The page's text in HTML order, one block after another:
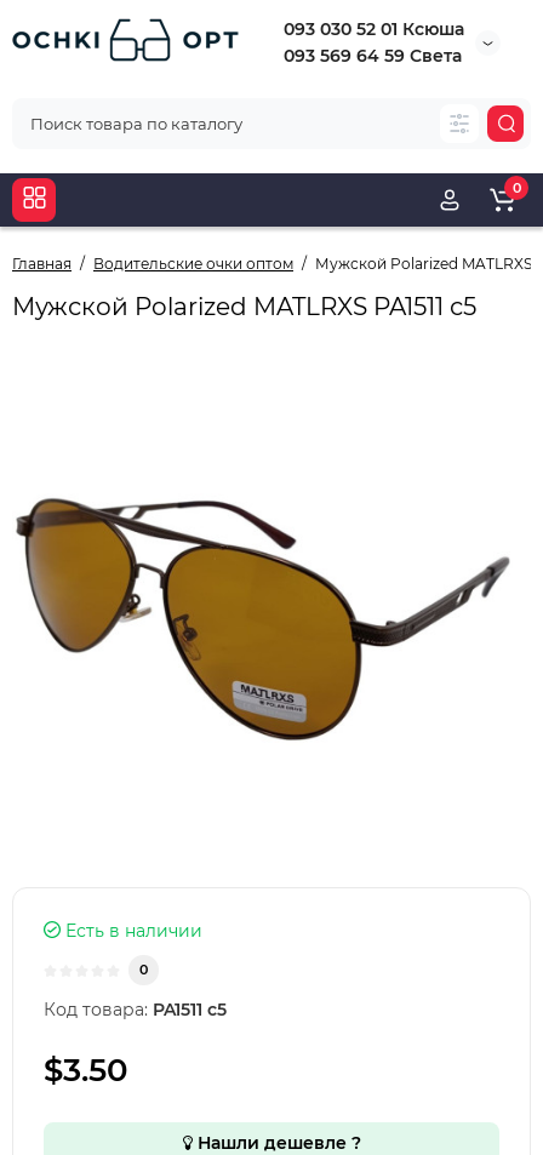
093 030 52 01 Ксюша
093 569 64 59 Света
0
Главная Водительские очки оптом Мужской Polarized MATLRXS
Мужской Polarized MATLRXS PA1511 с5
Есть в наличии
0
Код товара: PA1511 с5
$3.50
Нашли дешевле ?